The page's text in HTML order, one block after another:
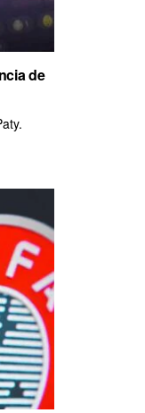
de